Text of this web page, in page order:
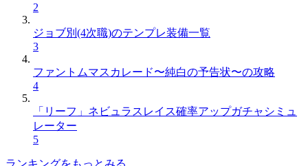
2
ジョブ別(4次職)のテンプレ装備一覧
3
ファントムマスカレード〜純白の予告状〜の攻略
4
「リーフ」ネビュラスレイス確率アップガチャシミュ
レーター
5
ランキングをもっとみる